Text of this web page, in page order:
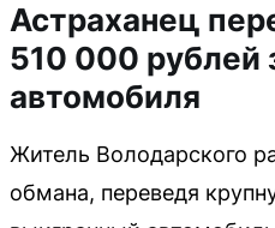
Астраханец
510 000 рублей
автомобиля
Житель Володарского
обмана, переведя